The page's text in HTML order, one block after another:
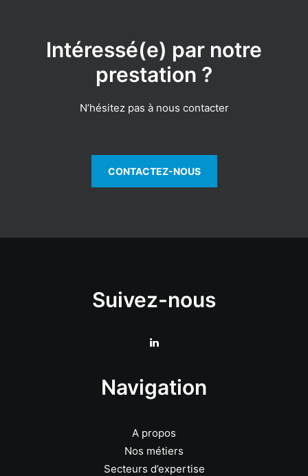
Intéressé(e) par notre
prestation ?
N’hésitez pas à nous contacter
CONTACTEZ-NOUS
Suivez-nous
Navigation
A propos
Nos métiers
Secteurs d’expertise